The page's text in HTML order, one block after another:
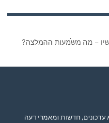
– מה משמעות ההמלצה?
עדכונים, חדשות ומאמרי דעה